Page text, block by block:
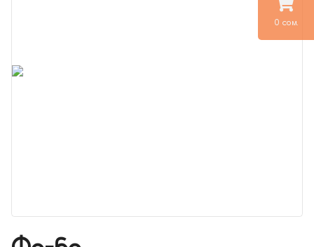
0 сом.